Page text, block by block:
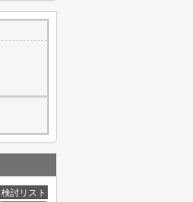
検討リスト